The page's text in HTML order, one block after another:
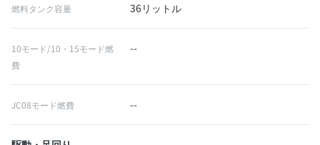
燃料タンク容量 36リットル
10モード/10・15モード燃
費
--
JC08モード燃費 --